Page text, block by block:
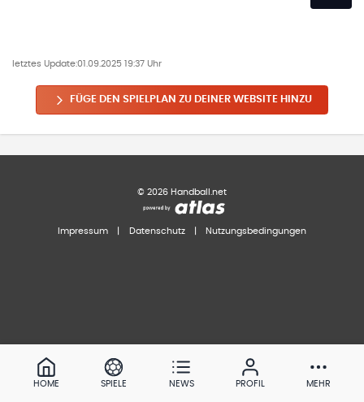
letztes Update:01.09.2025 19:37 Uhr
FÜGE DEN SPIELPLAN ZU DEINER WEBSITE HINZU
© 2026 Handball.net
Impressum Datenschutz Nutzungsbedingungen
HOME SPIELE NEWS PROFIL MEHR